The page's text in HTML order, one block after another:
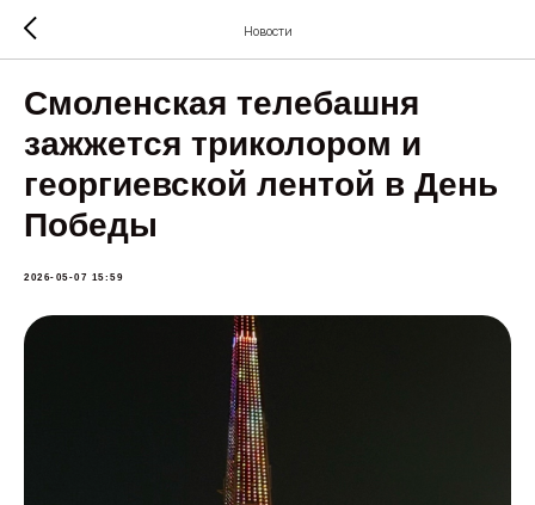
Новости
Смоленская телебашня
зажжется триколором и
георгиевской лентой в День
Победы
2026-05-07 15:59